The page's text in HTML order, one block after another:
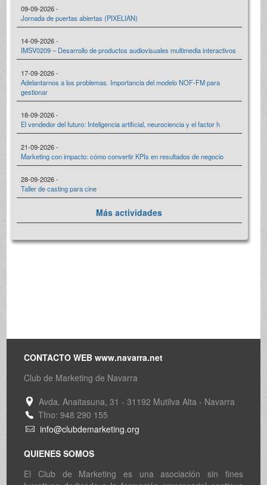
09-09-2026 -
Jornada de puertas abiertas (PIXELIAN)
14-09-2026 -
IMSV0209 – Desarrollo de productos audiovisuales multimedia interactivos
17-09-2026 -
Adelantarnos a los problemas. Importancia del modelo NOF-FM para
gestionar
18-09-2026 -
El vendedor del futuro: Inteligencia artificial, neurociencia y el factor h
21-09-2026 -
Marketing con impacto: cómo convertir KPIs en resultados de negocio
28-09-2026 -
Taller de casting para cine
Más actividades
CONTACTO WEB www.navarra.net
Club de Marketing de Navarra
Avda. Anaitasuna, 31 - 31192 Mutilva Alta - Navarra
Tfno: 948 290 155
info@clubdemarketing.org
QUIENES SOMOS
El Club de Marketing es una asociación sin fines